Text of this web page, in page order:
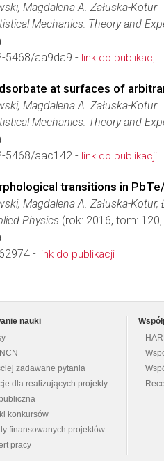
Magdalena A. Załuska-Kotur
Mechanics: Theory and
5468/aa9da9 - link do publikacji
at surfaces of
Magdalena A. Załuska-Kotur
Mechanics: Theory and
5468/aac142 - link do publikacji
transitions in
Magdalena A. Załuska-
Physics (rok: 2016, tom:
- link do publikacji
nauki
zadawane pytania
dla realizujących projekty
konkursów
finansowanych projektów
pracy